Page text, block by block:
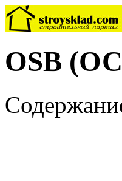
OSB